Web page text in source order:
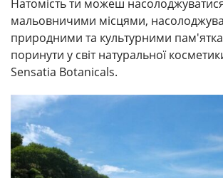
Натомість ти можеш
мальовничими місцями,
природними та культурними
поринути у світ натуральної
Sensatia Botanicals.